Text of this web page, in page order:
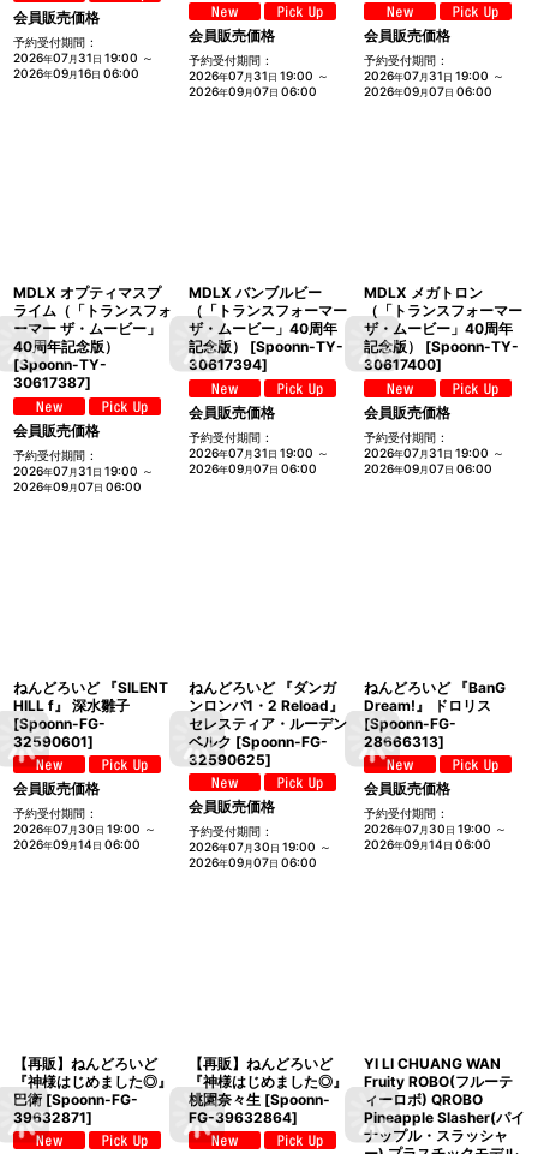
会員販売価格
予約受付期間 :
2026年07月31 日 19:00 ～
2026年09月16日 06:00
会員販売価格
予約受付期間 :
2026年07月31 日 19:00 ～
2026年09月07日 06:00
会員販売価格
予約受付期間 :
2026年07月31 日 19:00 ～
2026年09月07日 06:00
MDLX オプティマスプ
ライム（「トランスフォ
ーマー ザ・ムービー」
40周年記念版）
[Spoonn-TY-
30617387]
会員販売価格
予約受付期間 :
2026年07 月31 日 19:00 ～
2026年09 月07日 06:00
MDLX バンブルビー
（「トランスフォーマー
ザ・ムービー」40周年
記念版）
[Spoonn-TY-
30617394]
会員販売価格
予約受付期間 :
2026年07月31 日 19:00 ～
2026年09月07日 06:00
MDLX メガトロン
（「トランスフォーマー
ザ・ムービー」40周年
記念版）
[Spoonn-TY-
30617400]
会員販売価格
予約受付期間 :
2026年07月31 日 19:00 ～
2026年09月07日 06:00
ねんどろいど 『SILENT
HILL f』 深水雛子
[Spoonn-FG-
32590601]
会員販売価格
予約受付期間 :
2026年07 月30 日 19:00 ～
2026年09 月14 日 06:00
ねんどろいど 『ダンガ
ンロンパ1・2 Reload』
セレスティア・ルーデン
ベルク [Spoonn-FG-
32590625]
会員販売価格
予約受付期間 :
2026年07月30 日 19:00 ～
2026年09月07日 06:00
ねんどろいど 『BanG
Dream!』 ドロリス
[Spoonn-FG-
28666313]
会員販売価格
予約受付期間 :
2026年07月30 日 19:00 ～
2026年09月14 日 06:00
【再販】ねんどろいど
『神様はじめました◎』
巴衛 [Spoonn-FG-
39632871]
【再販】ねんどろいど
『神様はじめました◎』
桃園奈々生 [Spoonn-
FG-39632864]
YI LI CHUANG WAN
Fruity ROBO(フルーテ
ィーロボ) QROBO
Pineapple Slasher(パイ
ナップル・スラッシャ